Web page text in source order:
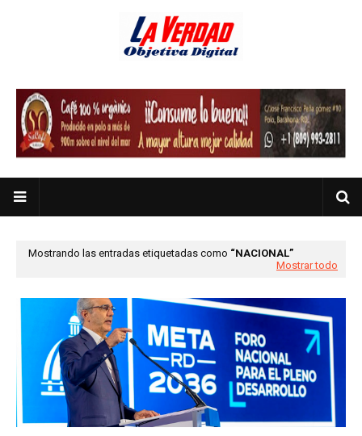
Mostrando las entradas etiquetadas como
NACIONAL
Mostrar todo